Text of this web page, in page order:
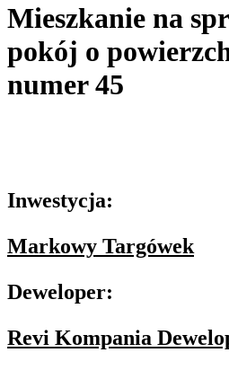
Mieszkanie na
pokój o
numer 45
Inwestycja:
Markowy Targówek
Deweloper:
Revi Kompania